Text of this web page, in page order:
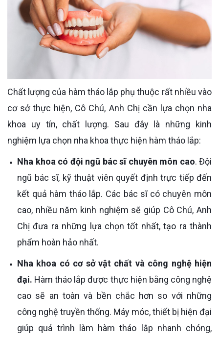
Chất lượng của hàm tháo lắp phụ thuộc rất nhiều vào
cơ sở thực hiện, Cô Chú, Anh Chị cần lựa chọn nha
khoa uy tín, chất lượng. Sau đây là những kinh
nghiệm lựa chọn nha khoa thực hiện hàm tháo lắp:
Nha khoa có đội ngũ bác sĩ chuyên môn cao. Đội
ngũ bác sĩ, kỹ thuật viên quyết định trực tiếp đến
kết quả hàm tháo lắp. Các bác sĩ có chuyên môn
cao, nhiều năm kinh nghiệm sẽ giúp Cô Chú, Anh
Chị đưa ra những lựa chọn tốt nhất, tạo ra thành
phẩm hoàn hảo nhất.
Nha khoa có cơ sở vật chất và công nghệ hiện
đại. Hàm tháo lắp được thực hiện bằng công nghệ
cao sẽ an toàn và bền chắc hơn so với những
công nghệ truyền thống. Máy móc, thiết bị hiện đại
giúp quá trình làm hàm tháo lắp nhanh chóng,